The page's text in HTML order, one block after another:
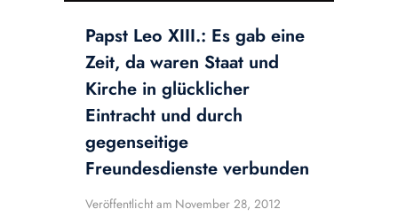
Papst Leo XIII.: Es gab eine
Zeit, da waren Staat und
Kirche in glücklicher
Eintracht und durch
gegenseitige
Freundesdienste verbunden
Veröffentlicht am November 28, 2012